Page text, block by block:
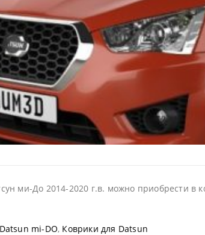
ми-До 2014-2020 г.в. можно приобрести в
mi-DO, Коврики для Datsun